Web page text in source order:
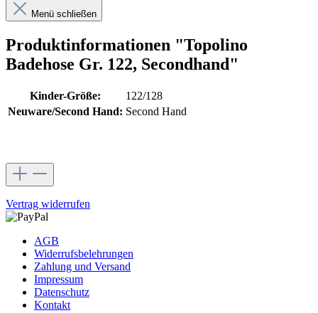
Menü schließen
Produktinformationen "Topolino
Badehose Gr. 122, Secondhand"
Kinder-Größe:
122/128
Neuware/Second Hand: Second Hand
Vertrag widerrufen
AGB
Widerrufsbelehrungen
Zahlung und Versand
Impressum
Datenschutz
Kontakt